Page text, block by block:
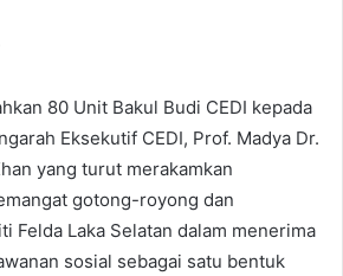
80 Unit Bakul Budi CEDI kepada
Eksekutif CEDI, Prof. Madya Dr.
yang turut merakamkan
gotong-royong dan
Felda Laka Selatan dalam menerima
sosial sebagai satu bentuk